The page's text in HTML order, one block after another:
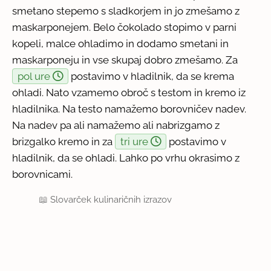
smetano stepemo s sladkorjem in jo zmešamo z
maskarponejem. Belo čokolado stopimo v parni
kopeli, malce ohladimo in dodamo smetani in
maskarponeju in vse skupaj dobro zmešamo. Za
pol ure
postavimo v hladilnik, da se krema
ohladi. Nato vzamemo obroč s testom in kremo iz
hladilnika. Na testo namažemo borovničev nadev.
Na nadev pa ali namažemo ali nabrizgamo z
brizgalko kremo in za
tri ure
postavimo v
hladilnik, da se ohladi. Lahko po vrhu okrasimo z
borovnicami.
📖Slovarček kulinaričnih izrazov